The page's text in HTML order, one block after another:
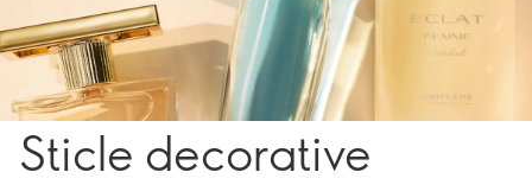
Sticle decorative